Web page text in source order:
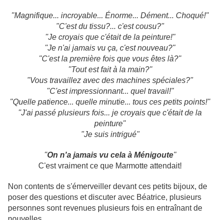
"Magnifique... incroyable... Énorme... Dément... Choqué!"
"C'est du tissu?... c'est cousu?"
"Je croyais que c'était de la peinture!"
"Je n'ai jamais vu ça, c'est nouveau?"
"C'est la première fois que vous êtes là?"
"Tout est fait à la main?"
"Vous travaillez avec des machines spéciales?"
"C'est impressionnant... quel travail!"
"Quelle patience... quelle minutie... tous ces petits points!"
"J'ai passé plusieurs fois... je croyais que c'était de la
peinture"
"Je suis intrigué"
"On n'a jamais vu cela à Ménigoute"
C'est vraiment ce que Marmotte attendait!
Non contents de s'émerveiller devant ces petits bijoux, de
poser des questions et discuter avec Béatrice, plusieurs
personnes sont revenues plusieurs fois en entraînant de